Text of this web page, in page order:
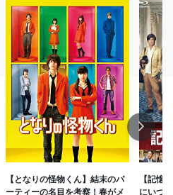
【となりの怪物くん】結末のパ
ーティーの名目を考察！春がメ
【記憶
にいつ
Next